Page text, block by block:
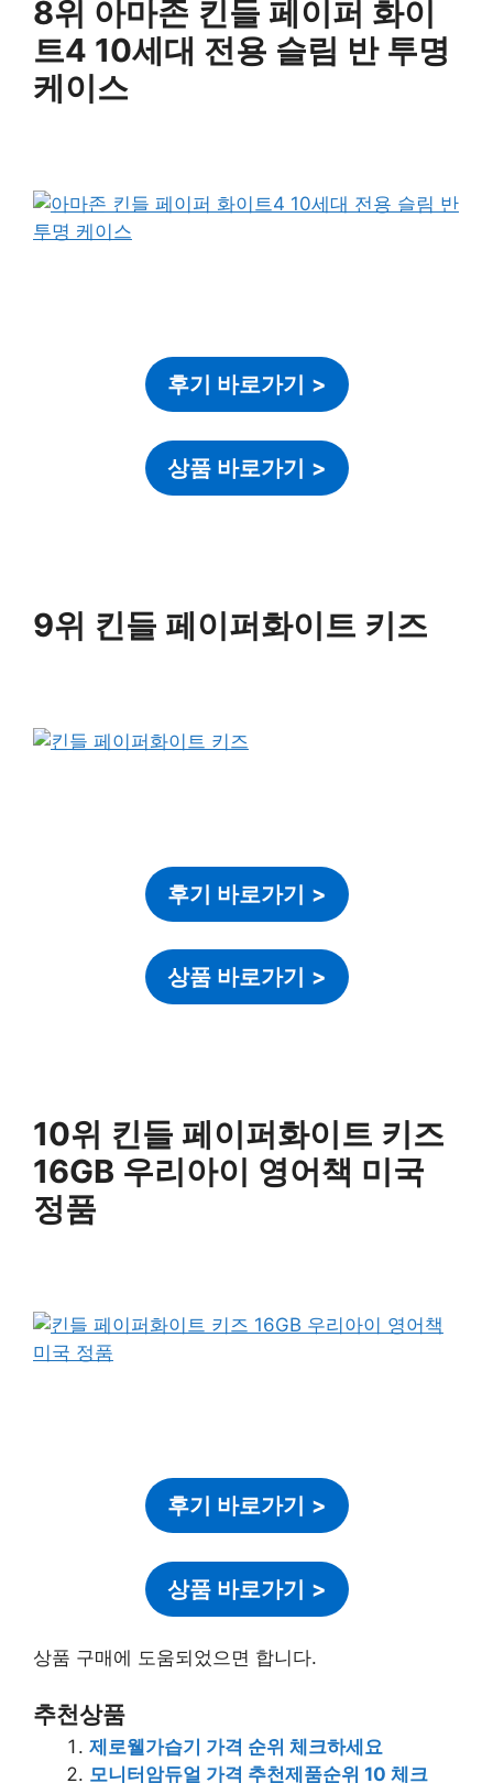
8위 아마존 킨들 페이퍼 화이
트4 10세대 전용 슬림 반 투명
케이스
후기 바로가기 >
상품 바로가기 >
9위 킨들 페이퍼화이트 키즈
후기 바로가기 >
상품 바로가기 >
10위 킨들 페이퍼화이트 키즈
16GB 우리아이 영어책 미국
정품
후기 바로가기 >
상품 바로가기 >
상품 구매에 도움되었으면 합니다.
추천상품
제로웰가습기 가격 순위 체크하세요
모니터암듀얼 가격 추천제품순위 10 체크